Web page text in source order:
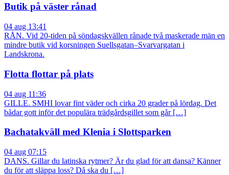
Butik på väster rånad
04 aug 13:41
RÅN. Vid 20-tiden på söndagskvällen rånade två maskerade män en
mindre butik vid korsningen Suellsgatan–Svarvargatan i
Landskrona.
Flotta flottar på plats
04 aug 11:36
GILLE. SMHI lovar fint väder och cirka 20 grader på lördag. Det
bådar gott inför det populära trädgårdsgillet som går […]
Bachatakväll med Klenia i Slottsparken
04 aug 07:15
DANS. Gillar du latinska rytmer? Är du glad för att dansa? Känner
du för att släppa loss? Då ska du […]